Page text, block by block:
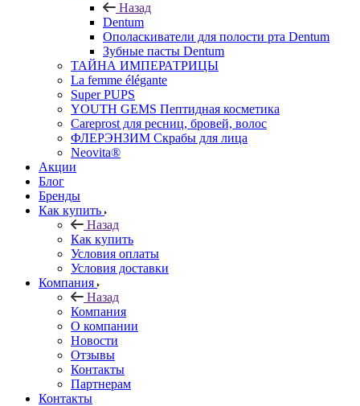
Назад
Dentum
Ополаскиватели для полости рта Dentum
Зубные пасты Dentum
ТАЙНА ИМПЕРАТРИЦЫ
La femme élégante
Super PUPS
YOUTH GEMS Пептидная косметика
Careprost для ресниц, бровей, волос
ФЛЕРЭНЗИМ Скрабы для лица
Neovita®
Акции
Блог
Бренды
Как купить
Назад
Как купить
Условия оплаты
Условия доставки
Компания
Назад
Компания
О компании
Новости
Отзывы
Контакты
Партнерам
Контакты